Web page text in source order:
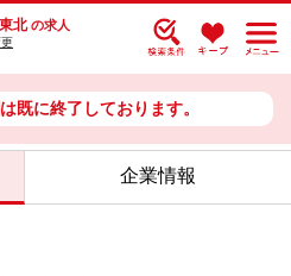
北 の求人
既に終了しております。
企業情報